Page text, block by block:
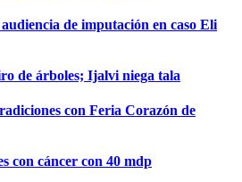
de imputación en caso Eli
de árboles; Ijalvi niega tala
con Feria Corazón de
con cáncer con 40 mdp